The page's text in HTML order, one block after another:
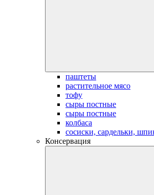
паштеты
растительное мясо
тофу
сыры постные
сыры постные
колбаса
сосиски, сардельки,
Консервация